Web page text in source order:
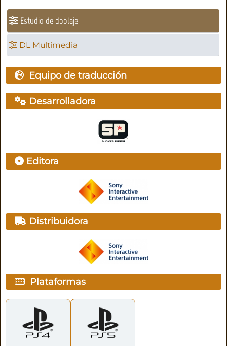
Estudio de doblaje
DL Multimedia
Equipo de traducción
Desarrolladora
Editora
Distribuidora
Plataformas